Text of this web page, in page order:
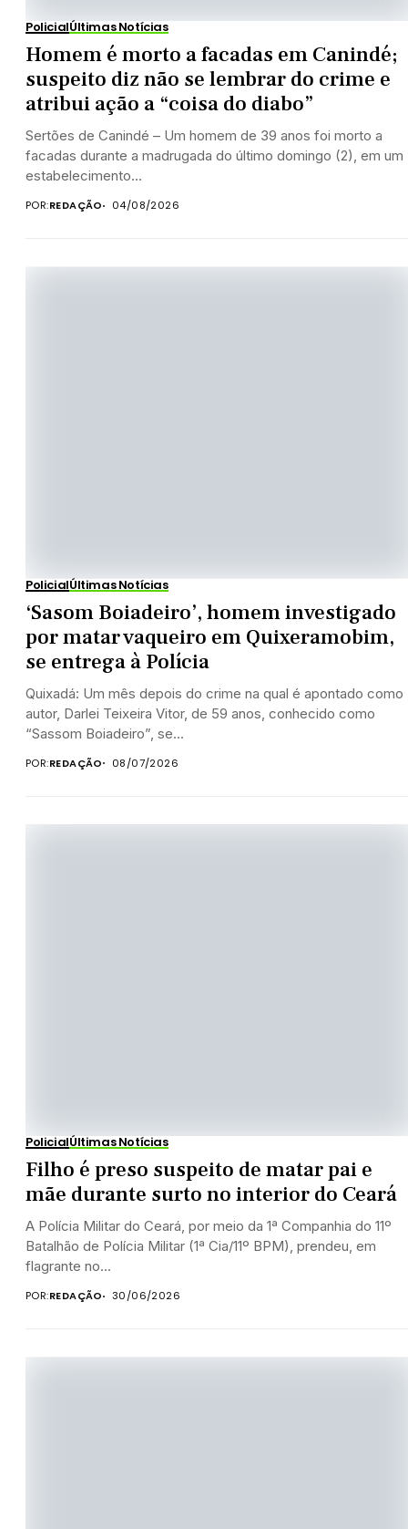
PolicialÚltimas Notícias
Homem é morto a facadas em Canindé;
suspeito diz não se lembrar do crime e
atribui ação a “coisa do diabo”
Sertões de Canindé – Um homem de 39 anos foi morto a
facadas durante a madrugada do último domingo (2), em um
estabelecimento...
POR:REDAÇÃO 04/08/2026
PolicialÚltimas Notícias
‘Sasom Boiadeiro’, homem investigado
por matar vaqueiro em Quixeramobim,
se entrega à Polícia
Quixadá: Um mês depois do crime na qual é apontado como
autor, Darlei Teixeira Vitor, de 59 anos, conhecido como
“Sassom Boiadeiro”, se...
POR:REDAÇÃO 08/07/2026
PolicialÚltimas Notícias
Filho é preso suspeito de matar pai e
mãe durante surto no interior do Ceará
A Polícia Militar do Ceará, por meio da 1ª Companhia do 11º
Batalhão de Polícia Militar (1ª Cia/11º BPM), prendeu, em
flagrante no...
POR:REDAÇÃO 30/06/2026